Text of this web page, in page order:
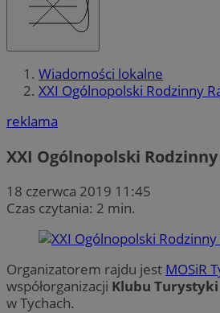
Wiadomości lokalne
XXI Ogólnopolski Rodzinny
reklama
XXI Ogólnopolski
18 czerwca 2019 11:45
Czas czytania: 2 min.
Organizatorem rajdu jest MOSiR
współorganizacji Klubu
w Tychach.